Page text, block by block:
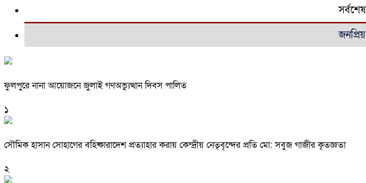
সর্বশেষ
জনপ্রিয়
ফুলপুরে নানা আয়োজনে জুলাই গণঅভ্যুত্থান দিবস পালিত
১
সৌমিক হাসান সোহাগের বহিষ্কারাদেশ প্রত্যাহার করায় কেন্দ্রীয় নেতৃবৃন্দের প্রতি মো: সবুজ গাজীর কৃতজ্ঞতা
২